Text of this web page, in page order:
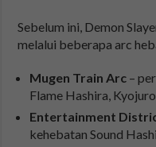
Sebelum ini, Demon
melalui beberapa arc
Mugen Train Arc –
Flame Hashira,
Entertainment
kehebatan Sound